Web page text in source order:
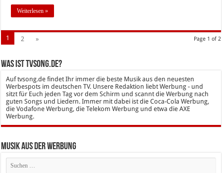
Weiterlesen »
Page 1 of 2
1 2 »
Was ist tvsong.de?
Auf tvsong.de findet Ihr immer die beste Musik aus den neuesten
Werbespots im deutschen TV. Unsere Redaktion liebt Werbung - und
sitzt für Euch jeden Tag vor dem Schirm und scannt die Werbung nach
guten Songs und Liedern. Immer mit dabei ist die Coca-Cola Werbung,
die Vodafone Werbung, die Telekom Werbung und etwa die AXE
Werbung.
Musik aus der Werbung